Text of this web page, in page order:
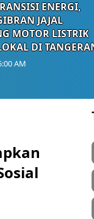
ENERGI,
JAJAL
MOTOR LISTRIK
DI
AM